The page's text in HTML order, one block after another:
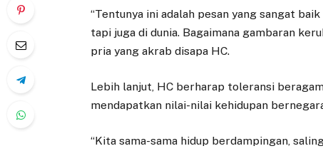
“Tentunya ini adalah pesan yang sangat
tapi juga di dunia. Bagaimana gambaran
pria yang akrab disapa HC.
Lebih lanjut, HC berharap toleransi
mendapatkan nilai-nilai kehidupan
“Kita sama-sama hidup berdampingan,